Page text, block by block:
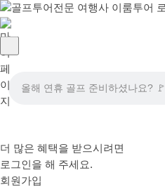
올해 연휴 골프 준비하셨나요? 🚩
더 많은 혜택을 받으시려면
로그인 을 해 주세요.
회원가입